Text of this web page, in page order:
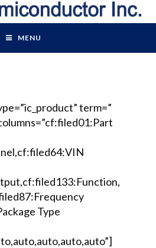
MENU
term=”
Type